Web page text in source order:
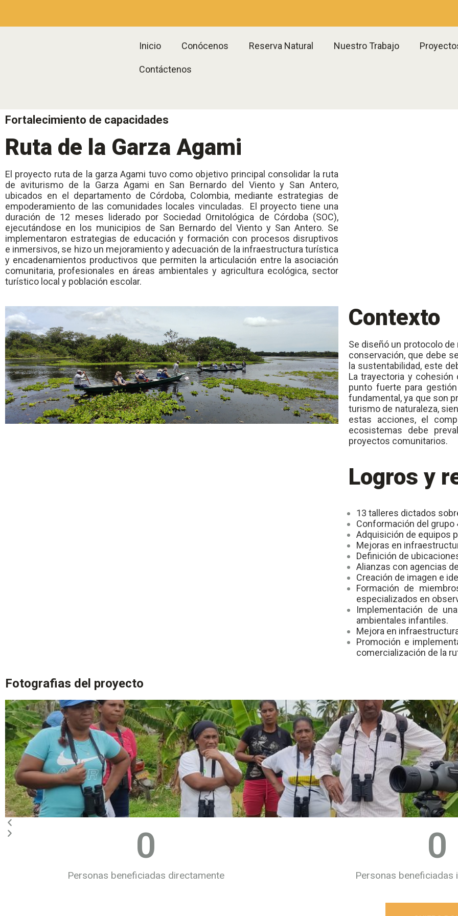
Inicio Conócenos Reserva Natural Nuestro Trabajo
Contáctenos
Fortalecimiento de capacidades
Ruta de la Garza Agami
El proyecto ruta de la garza Agami tuvo como objetivo principal consolidar la ruta
de aviturismo de la Garza Agami en San Bernardo del Viento y San Antero,
ubicados en el departamento de Córdoba, Colombia, mediante estrategias de
empoderamiento de las comunidades locales vinculadas. El proyecto tiene una
duración de 12 meses liderado por Sociedad Ornitológica de Córdoba (SOC),
ejecutándose en los municipios de San Bernardo del Viento y San Antero. Se
implementaron estrategias de educación y formación con procesos disruptivos
e inmersivos, se hizo un mejoramiento y adecuación de la infraestructura turística
y encadenamientos productivos que permiten la articulación entre la asociación
comunitaria, profesionales en áreas ambientales y agricultura ecológica, sector
turístico local y población escolar.
Contexto
Se diseñó un protocolo
conservación, que debe
la sustentabilidad, este
La trayectoria y
punto fuerte para
fundamental, ya que son
turismo de naturaleza,
estas acciones, el
ecosistemas debe
proyectos comunitarios.
Logros y
13 talleres dictados
Conformación del grupo
Adquisición de equipos
Mejoras en
Definición de
Alianzas con agencias
Creación de imagen e
Formación de
especializados en
Implementación de
ambientales infantiles.
Mejora en
Promoción e
comercialización de la
Fotografias del proyecto
Personas beneficiadas directamente
0
Personas beneficiadas
0